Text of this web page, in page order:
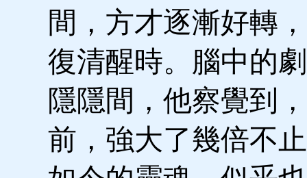
間，方才逐漸好轉
復清醒時。腦中的
隱隱間，他察覺到
前，強大了幾倍不